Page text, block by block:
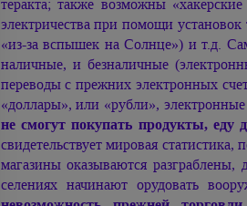
теракта; также возможны
электричества при помощи
«из-за вспышек на Солнце») и т.д.
наличные, и безналичные
переводы с прежних электронных
«доллары», или «рубли»,
не смогут покупать продукты, еду
свидетельствует мировая
магазины оказываются разграблены,
селениях начинают орудовать